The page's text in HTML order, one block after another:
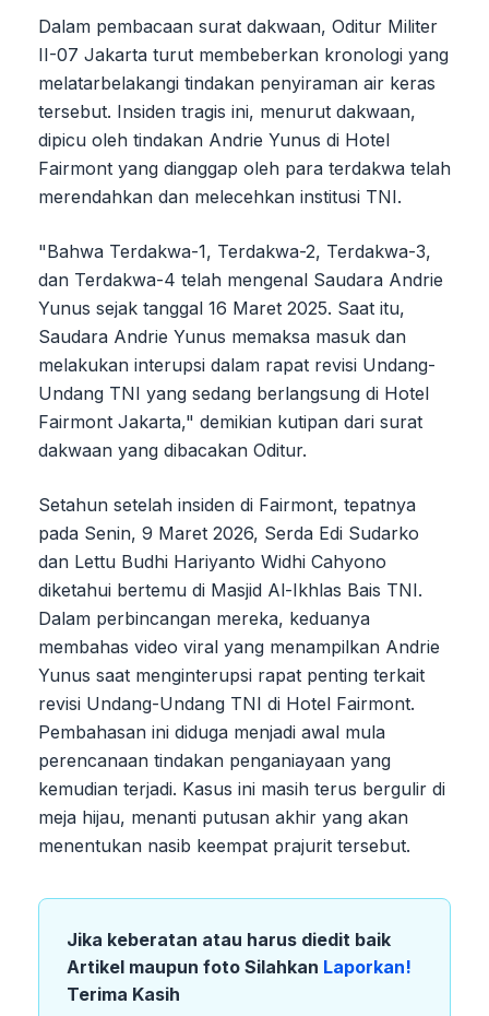
Dalam pembacaan surat dakwaan, Oditur Militer
II-07 Jakarta turut membeberkan kronologi yang
melatarbelakangi tindakan penyiraman air keras
tersebut. Insiden tragis ini, menurut dakwaan,
dipicu oleh tindakan Andrie Yunus di Hotel
Fairmont yang dianggap oleh para terdakwa telah
merendahkan dan melecehkan institusi TNI.
"Bahwa Terdakwa-1, Terdakwa-2, Terdakwa-3,
dan Terdakwa-4 telah mengenal Saudara Andrie
Yunus sejak tanggal 16 Maret 2025. Saat itu,
Saudara Andrie Yunus memaksa masuk dan
melakukan interupsi dalam rapat revisi Undang-
Undang TNI yang sedang berlangsung di Hotel
Fairmont Jakarta," demikian kutipan dari surat
dakwaan yang dibacakan Oditur.
Setahun setelah insiden di Fairmont, tepatnya
pada Senin, 9 Maret 2026, Serda Edi Sudarko
dan Lettu Budhi Hariyanto Widhi Cahyono
diketahui bertemu di Masjid Al-Ikhlas Bais TNI.
Dalam perbincangan mereka, keduanya
membahas video viral yang menampilkan Andrie
Yunus saat menginterupsi rapat penting terkait
revisi Undang-Undang TNI di Hotel Fairmont.
Pembahasan ini diduga menjadi awal mula
perencanaan tindakan penganiayaan yang
kemudian terjadi. Kasus ini masih terus bergulir di
meja hijau, menanti putusan akhir yang akan
menentukan nasib keempat prajurit tersebut.
Jika keberatan atau harus diedit baik
Artikel maupun foto Silahkan Laporkan!
Terima Kasih